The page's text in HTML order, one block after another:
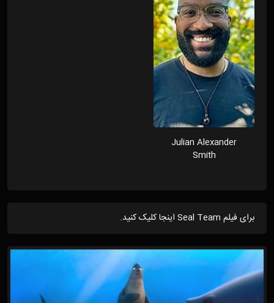
Julian Alexander
Smith
برای فیلم Seal Team اینجا کلیک کنید.